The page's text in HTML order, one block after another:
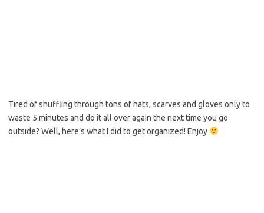
Tired of shuffling through tons of hats, scarves and gloves only to
waste 5 minutes and do it all over again the next time you go
outside? Well, here’s what I did to get organized! Enjoy